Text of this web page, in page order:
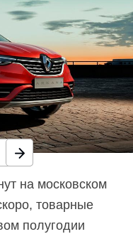
на московском
товарные
полугодии